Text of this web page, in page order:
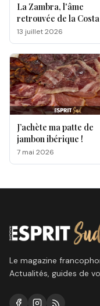
La Zambra, l'âme
retrouvée de la
Sol
13 juillet 2026
J’achète ma patte de
jambon ibérique !
7 mai 2026
Le magazine
Actualités, guides de